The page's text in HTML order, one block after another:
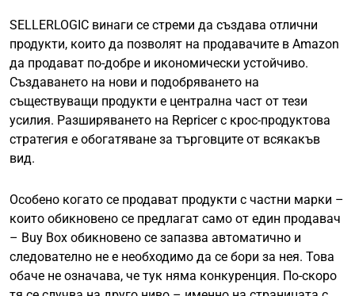
SELLERLOGIC винаги се стреми да създава отлични
продукти, които да позволят на продавачите в Amazon
да продават по-добре и икономически устойчиво.
Създаването на нови и подобряването на
съществуващи продукти е централна част от тези
усилия. Разширяването на Repricer с крос-продуктова
стратегия е обогатяване за търговците от всякакъв
вид.
Особено когато се продават продукти с частни марки –
които обикновено се предлагат само от един продавач
– Buy Box обикновено се запазва автоматично и
следователно не е необходимо да се бори за нея. Това
обаче не означава, че тук няма конкуренция. По-скоро